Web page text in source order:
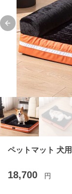
Previous slide
ペットマット 犬
18,700 円